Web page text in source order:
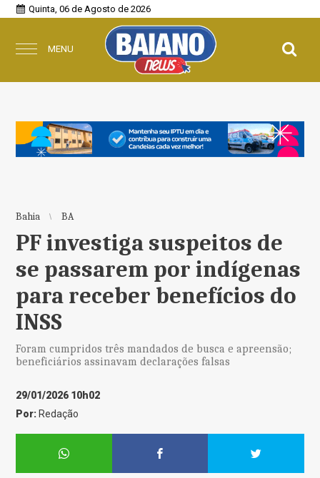
Quinta, 06 de Agosto de 2026
MENU
Bahia BA
PF investiga suspeitos de
se passarem por indígenas
para receber benefícios do
INSS
Foram cumpridos três mandados de busca e apreensão;
beneficiários assinavam declarações falsas
29/01/2026 10h02
Por: Redação